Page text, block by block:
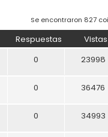
Se encontraron 827
Respuestas Vistas
0 23998
0 36476
0 34993